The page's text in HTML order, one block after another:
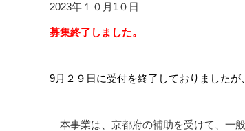
2023年１０月1０日
募集終了しました。
9月２９日に受付を終了しておりました
本事業は、京都府の補助を受けて、一